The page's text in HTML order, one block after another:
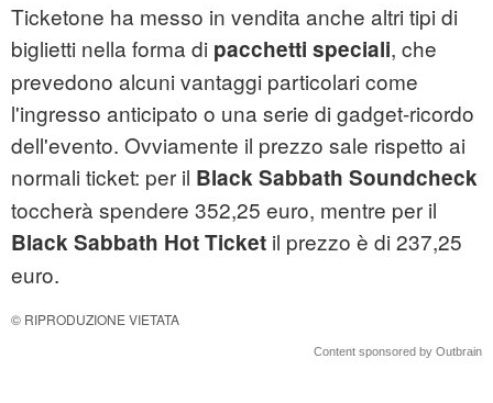
Ticketone ha messo in vendita anche altri tipi di
biglietti nella forma di pacchetti speciali, che
prevedono alcuni vantaggi particolari come
l'ingresso anticipato o una serie di gadget-ricordo
dell'evento. Ovviamente il prezzo sale rispetto ai
normali ticket: per il Black Sabbath Soundcheck
toccherà spendere 352,25 euro, mentre per il
Black Sabbath Hot Ticket il prezzo è di 237,25
euro.
© RIPRODUZIONE VIETATA
Content sponsored by Outbrain